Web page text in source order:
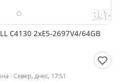
C4130 2xE5-2697V4/64GB
- Север, днес, 17:51